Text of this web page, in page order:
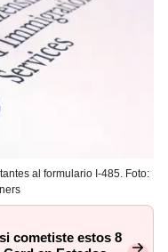
al formulario I-485. Foto:
cometiste estos 8